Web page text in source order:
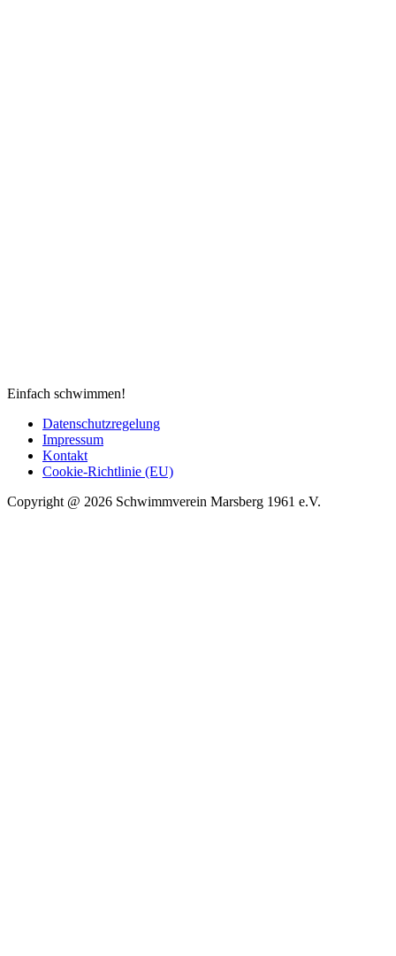
Einfach schwimmen!
Datenschutzregelung
Impressum
Kontakt
Cookie-Richtlinie (EU)
Copyright @ 2026 Schwimmverein Marsberg 1961 e.V.